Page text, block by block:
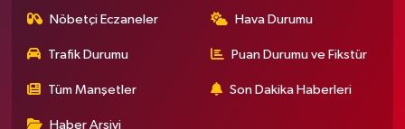
Nöbetçi Eczaneler Hava Durumu
Trafik Durumu Puan Durumu ve Fikstür
Tüm Manşetler Son Dakika Haberleri
Haber Arşivi